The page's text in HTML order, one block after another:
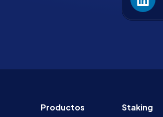
Productos Staking